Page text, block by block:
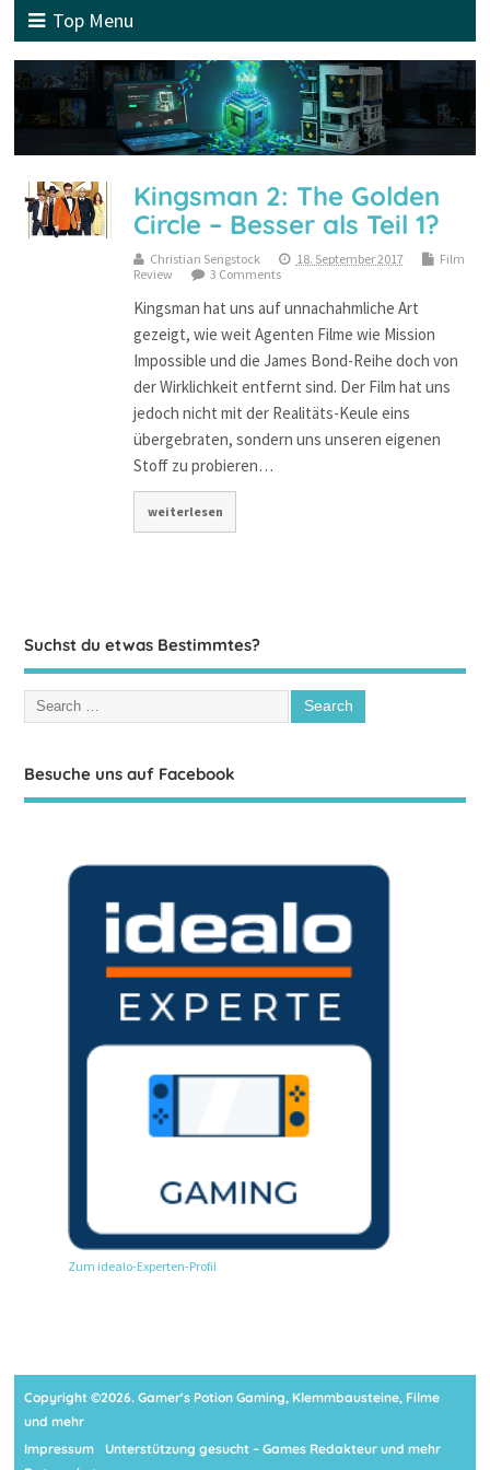
Top Menu
Kingsman 2: The Golden
Circle – Besser als Teil 1?
Christian Sengstock 18. September 2017
Film
Review
3 Comments
Kingsman hat uns auf unnachahmliche Art
gezeigt, wie weit Agenten Filme wie Mission
Impossible und die James Bond-Reihe doch von
der Wirklichkeit entfernt sind. Der Film hat uns
jedoch nicht mit der Realitäts-Keule eins
übergebraten, sondern uns unseren eigenen
Stoff zu probieren…
weiterlesen
Suchst du etwas Bestimmtes?
Besuche uns auf Facebook
Zum idealo-Experten-Profil
Copyright ©2026. Gamer's Potion Gaming, Klemmbausteine, Filme
und mehr
Impressum
Unterstützung gesucht – Games Redakteur und mehr